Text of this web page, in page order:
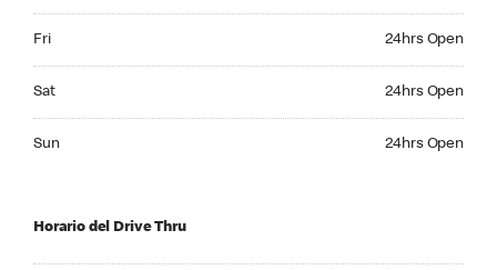
Fri 24hrs Open
Sat 24hrs Open
Sun 24hrs Open
Horario del Drive Thru